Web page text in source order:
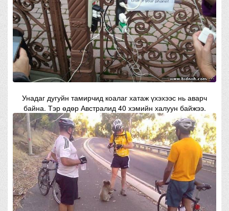
Унадаг дугуйн тамирчид коалаг хатаж үхэхээс нь аварч
байна. Тэр өдөр Австралид 40 хэмийн халуун байжээ.